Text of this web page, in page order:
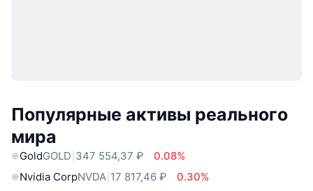
Популярные активы реального
мира
GoldGOLD 347 554,37 ₽
0.08%
Nvidia CorpNVDA 17 817,46 ₽
0.30%